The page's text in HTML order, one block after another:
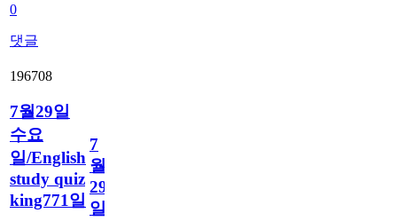
0
댓글
196708
7월29일
수요
일/English
study quiz
king771일
7
월
29
일